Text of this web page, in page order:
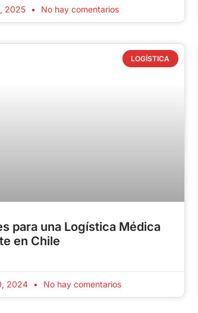
2025 No hay comentarios
LOGÍSTICA
para una Logística Médica
en Chile
2024 No hay comentarios